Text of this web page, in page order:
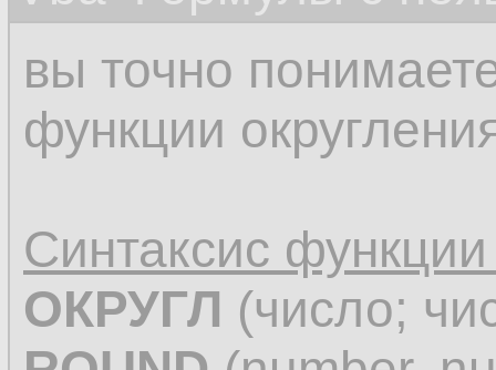
вы точно
функции
Синтаксис
ОКРУГЛ (число;